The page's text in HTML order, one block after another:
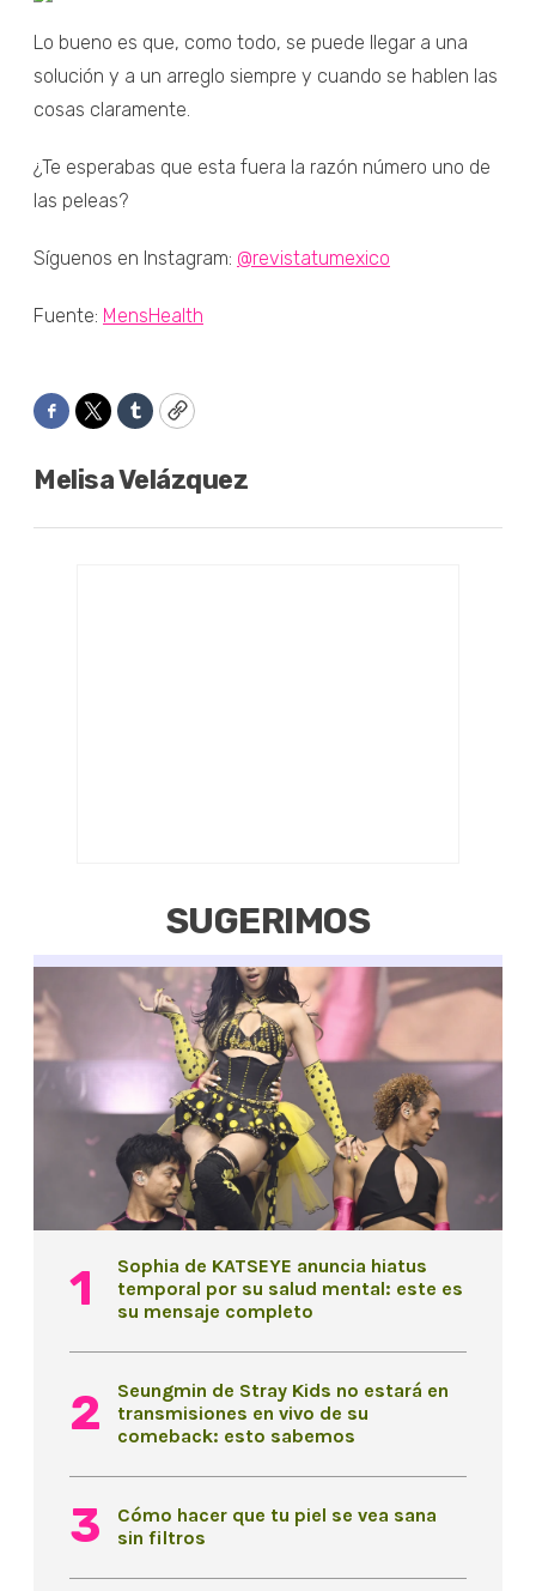
Lo bueno es que, como todo, se puede llegar a una
solución y a un arreglo siempre y cuando se hablen las
cosas claramente.
¿Te esperabas que esta fuera la razón número uno de
las peleas?
Síguenos en Instagram: @revistatumexico
Fuente: MensHealth
Facebook
TwitterTumblrCopy
Melisa Velázquez
SUGERIMOS
Sophia de KATSEYE anuncia hiatus
temporal por su salud mental: este es
su mensaje completo
Seungmin de Stray Kids no estará en
transmisiones en vivo de su
comeback: esto sabemos
Cómo hacer que tu piel se vea sana
sin filtros